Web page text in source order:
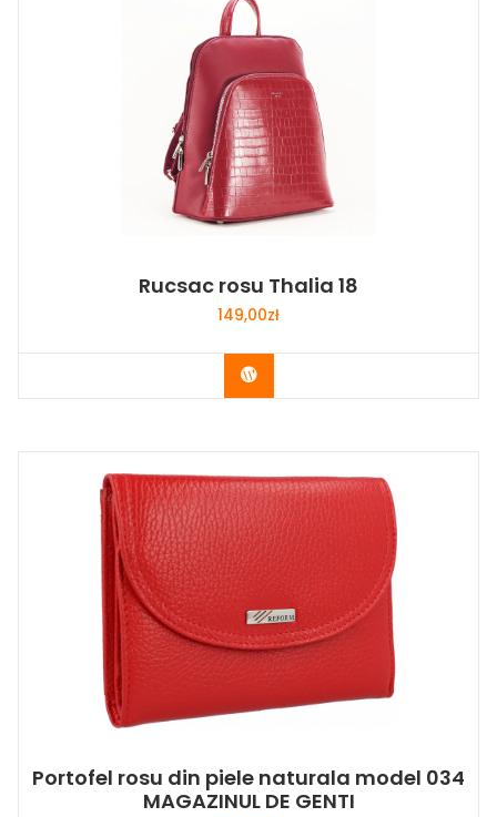
Rucsac rosu Thalia 18
149,00zł
Buy Now
Portofel rosu din piele naturala model 034
MAGAZINUL DE GENTI